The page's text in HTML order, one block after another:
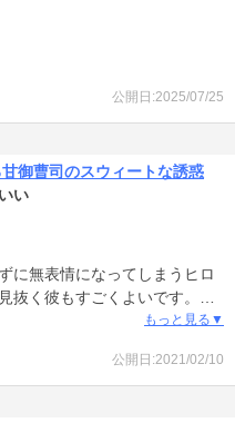
公開日:2025/07/25
御曹司のスウィートな誘惑
い
に無表情になってしまうヒロ
抜く彼もすごくよいです。彼
るといいなとおもいながら読
もっと見る▼
公開日:2021/02/10